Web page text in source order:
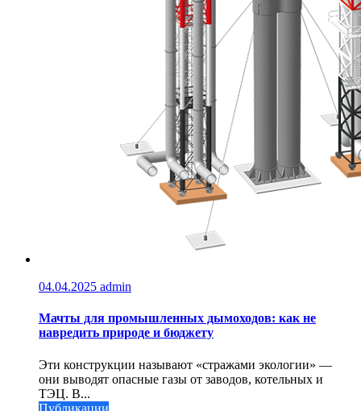
04.04.2025 admin
Мачты для промышленных дымоходов: как не
навредить природе и бюджету
Эти конструкции называют «стражами экологии» —
они выводят опасные газы от заводов, котельных и
ТЭЦ. В...
Публикации